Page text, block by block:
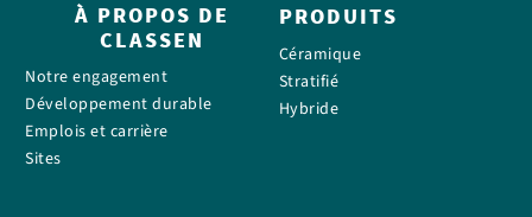
À PROPOS DE
CLASSEN
Notre engagement
Développement durable
Emplois et carrière
Sites
PRODUITS
Céramique
Stratifié
Hybride